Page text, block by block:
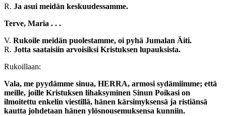
R. Ja asui meidän keskuudessamme.
Terve, Maria . . .
V. Rukoile meidän puolestamme, oi pyhä Jumalan Äiti.
R. Jotta saataisiin arvoisiksi Kristuksen lupauksista.
Rukoillaan:
Vala, me pyydämme sinua, HERRA, armosi sydämiimme; että
meille, joille Kristuksen lihaksyminen Sinun Poikasi on
ilmoitettu enkelin viestillä, hänen kärsimyksensä ja ristiänsä
kautta johdetaan hänen ylösnousemuksensa kunniin.